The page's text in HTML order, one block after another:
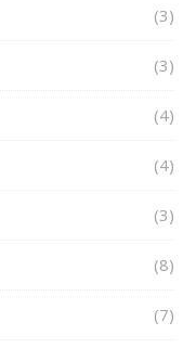
(3)
(3)
(4)
(4)
(3)
(8)
(7)